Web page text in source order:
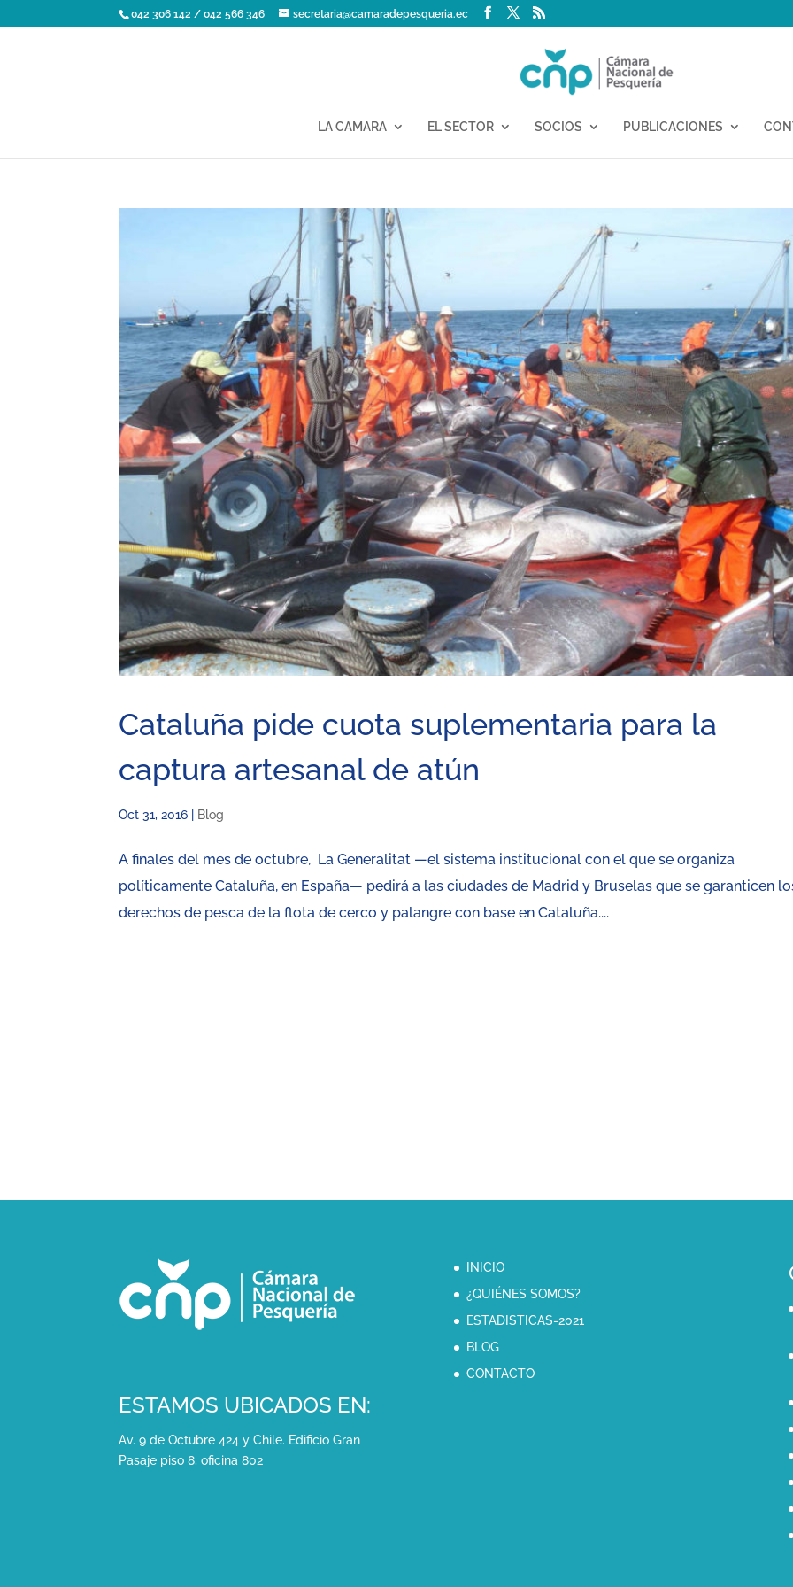
042 306 142 / 042 566 346 secretaria@camaradepesqueria.ec
LA CAMARA EL SECTOR SOCIOS PUBLICACIONES
Cataluña pide cuota suplementaria para la
captura artesanal de atún
Oct 31, 2016 Blog
A finales del mes de octubre, La Generalitat —el sistema institucional con el que se organiza
políticamente Cataluña, en España— pedirá a las ciudades de Madrid y Bruselas que se garanticen
derechos de pesca de la flota de cerco y palangre con base en Cataluña....
ESTAMOS UBICADOS EN:
Av. 9 de Octubre 424 y Chile. Edificio Gran
Pasaje piso 8, oficina 802
INICIO
¿QUIÉNES SOMOS?
ESTADISTICAS-2021
BLOG
CONTACTO